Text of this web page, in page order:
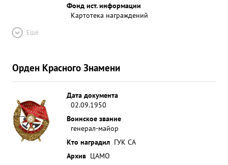
Фонд ист. информации
Картотека награждений
Ещё
Орден Красного Знамени
Дата документа
02.09.1950
Воинское звание
генерал-майор
Кто наградил ГУК СА
Архив ЦАМО